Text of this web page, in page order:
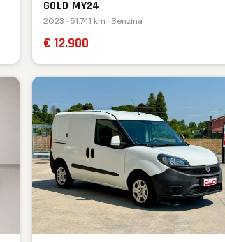
GOLD MY24
2023 · 51.741 km · Benzina
€ 12.900